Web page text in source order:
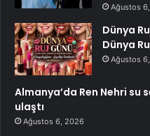
Ağustos
Dünya
Dünya
Ağustos
Almanya’da Ren Nehri su
ulaştı
Ağustos 6, 2026